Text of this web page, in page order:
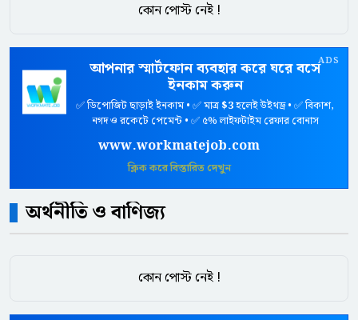
কোন পোস্ট নেই !
ADS
আপনার স্মার্টফোন ব্যবহার করে ঘরে বসে
ইনকাম করুন
✅ ডিপোজিট ছাড়াই ইনকাম • ✅ মাত্র$3হলেই উইথড্র • ✅ বিকাশ,
নগদ ও রকেটে পেমেন্ট • ✅ ৫% লাইফটাইম রেফার বোনাস
www.workmatejob.com
ক্লিক করে বিস্তারিত দেখুন
অর্থনীতি ও বাণিজ্য
কোন পোস্ট নেই !